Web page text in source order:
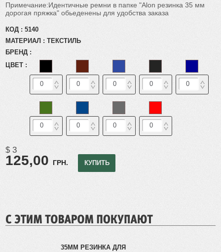
Вход
РЕГИСТРАЦИЯ
Примечание:Идентичные ремни в папке "Alon резинка 35 мм
дорогая пряжка" обьеденены для удобства заказа
КОД :5140
МАТЕРИАЛ :ТЕКСТИЛЬ
БРЕНД :
ЦВЕТ :
$ 3
125,00 ГРН. КУПИТЬ
35ММ РЕЗИНКА ДЛЯ